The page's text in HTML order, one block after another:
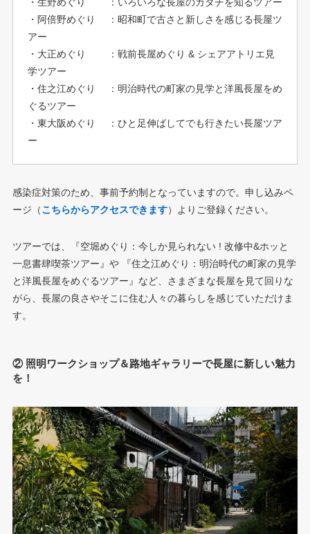
・生野めぐり ：いろいろな長屋のカタチを知るツアー
・阿倍野めぐり ：昭和町で古さと新しさを感じる長屋ツ
アー
・大正めぐり ：戦前長屋めぐり & シェアアトリエ見
学ツアー
・住之江めぐり ：明治時代の町家の見学と洋風長屋をめ
ぐるツアー
・東大阪めぐり ：ひと足伸ばしてでも行きたい長屋ツア
ー
感染症対策のため、事前予約制となっていますので。申し込みペ
ージ（こちらからアクセスできます）よりご登録ください。
ツアーでは、『空堀めぐり：今しか見られない ! 改修中&ホッと
一息書肆喫茶ツアー』や 『住之江めぐり：明治時代の町家の見学
と洋風長屋をめぐるツアー』など、さまざまな長屋を見て回りな
がら、長屋の良さやそこに住む人々の暮らしを感じていただけま
す。
② 照明ワークショップ＆路地ギャラリーで長屋に新しい魅力
を！